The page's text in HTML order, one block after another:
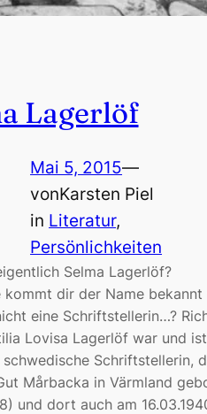
Lagerlöf
Mai 5, 2015—
vonKarsten Piel
in Literatur
Persönlichkeiten
Selma Lagerlöf?
kommt dir der Name bekannt
eine Schriftstellerin…?
Lovisa Lagerlöf war und
Schriftstellerin,
Mårbacka in Värmland
und dort auch am